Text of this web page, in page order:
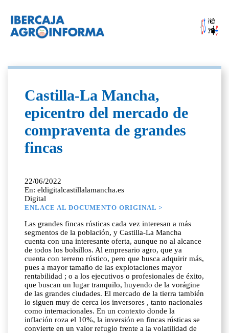
Castilla-La Mancha,
epicentro del mercado de
compraventa de grandes
fincas
22/06/2022
En: eldigitalcastillalamancha.es
Digital
ENLACE AL DOCUMENTO ORIGINAL >
Las grandes fincas rústicas cada vez interesan a más
segmentos de la población, y Castilla-La Mancha
cuenta con una interesante oferta, aunque no al alcance
de todos los bolsillos. Al empresario agro, que ya
cuenta con terreno rústico, pero que busca adquirir más,
pues a mayor tamaño de las explotaciones mayor
rentabilidad ; o a los ejecutivos o profesionales de éxito,
que buscan un lugar tranquilo, huyendo de la vorágine
de las grandes ciudades. El mercado de la tierra también
lo siguen muy de cerca los inversores , tanto nacionales
como internacionales. En un contexto donde la
inflación roza el 10%, la inversión en fincas rústicas se
convierte en un valor refugio frente a la volatilidad de